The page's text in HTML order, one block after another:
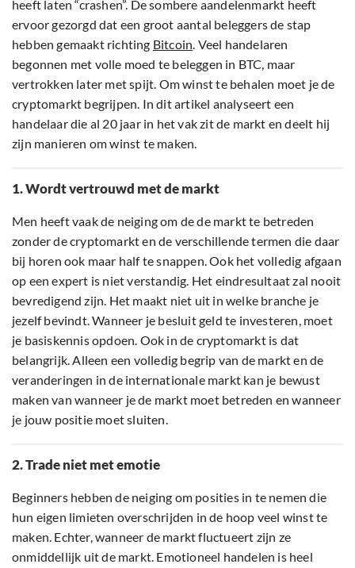
heeft laten “crashen”. De sombere aandelenmarkt heeft
ervoor gezorgd dat een groot aantal beleggers de stap
hebben gemaakt richting Bitcoin. Veel handelaren
begonnen met volle moed te beleggen in BTC, maar
vertrokken later met spijt. Om winst te behalen moet je de
cryptomarkt begrijpen. In dit artikel analyseert een
handelaar die al 20 jaar in het vak zit de markt en deelt hij
zijn manieren om winst te maken.
1. Wordt vertrouwd met de markt
Men heeft vaak de neiging om de de markt te betreden
zonder de cryptomarkt en de verschillende termen die daar
bij horen ook maar half te snappen. Ook het volledig afgaan
op een expert is niet verstandig. Het eindresultaat zal nooit
bevredigend zijn. Het maakt niet uit in welke branche je
jezelf bevindt. Wanneer je besluit geld te investeren, moet
je basiskennis opdoen. Ook in de cryptomarkt is dat
belangrijk. Alleen een volledig begrip van de markt en de
veranderingen in de internationale markt kan je bewust
maken van wanneer je de markt moet betreden en wanneer
je jouw positie moet sluiten.
2. Trade niet met emotie
Beginners hebben de neiging om posities in te nemen die
hun eigen limieten overschrijden in de hoop veel winst te
maken. Echter, wanneer de markt fluctueert zijn ze
onmiddellijk uit de markt. Emotioneel handelen is heel